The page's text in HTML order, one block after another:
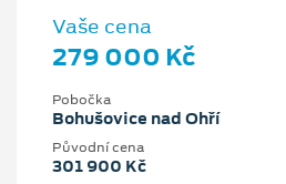
Vaše cena
279 000 Kč
Pobočka
Bohušovice nad Ohří
Původní cena
301 900 Kč